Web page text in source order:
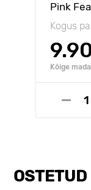
Pink
Kogus
Kõige
OSTETUD